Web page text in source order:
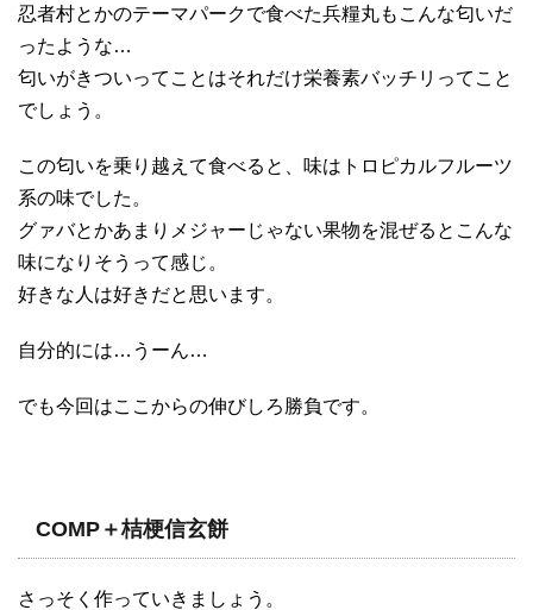
忍者村とかのテーマパークで食べた兵糧丸もこんな匂いだ
ったような…
匂いがきついってことはそれだけ栄養素バッチリってこと
でしょう。
この匂いを乗り越えて食べると、味はトロピカルフルーツ
系の味でした。
グァバとかあまりメジャーじゃない果物を混ぜるとこんな
味になりそうって感じ。
好きな人は好きだと思います。
自分的には…うーん…
でも今回はここからの伸びしろ勝負です。
COMP＋桔梗信玄餅
さっそく作っていきましょう。